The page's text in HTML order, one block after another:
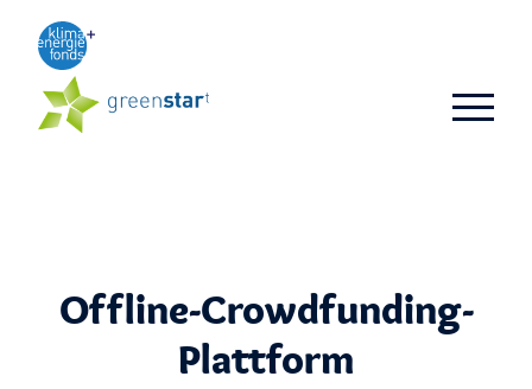
Alumni
Offline-Crowdfunding-
Plattform